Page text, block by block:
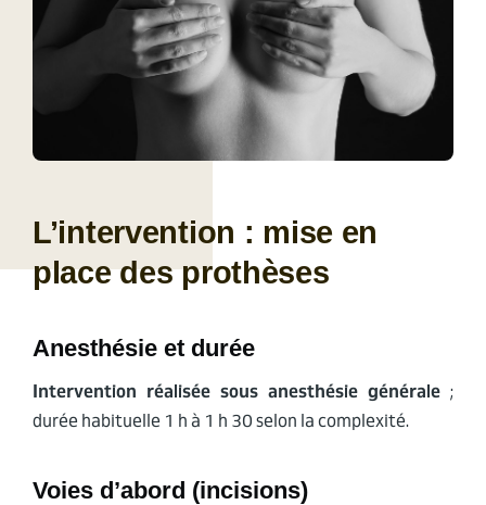
L’intervention : mise en
place des prothèses
Anesthésie et durée
Intervention réalisée sous anesthésie générale ;
durée habituelle 1 h à 1 h 30 selon la complexité.
Voies d’abord (incisions)